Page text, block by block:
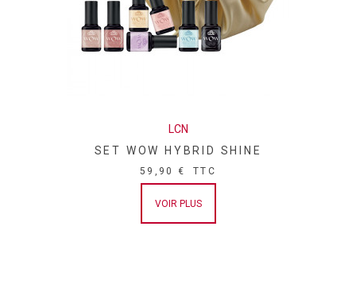
LCN
SET WOW HYBRID SHINE
59,90 € TTC
VOIR PLUS